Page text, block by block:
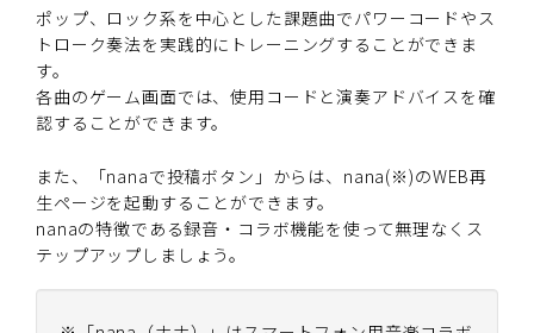
ポップ、ロック系を中心とした課題曲でパワーコードやス
トローク奏法を実践的にトレーニングすることができま
す。
各曲のゲーム画面では、使用コードと演奏アドバイスを確
認することができます。
また、「nanaで投稿ボタン」からは、nana(※)のWEB再
生ページを起動することができます。
nanaの特徴である録音・コラボ機能を使って無理なくス
テップアップしましょう。